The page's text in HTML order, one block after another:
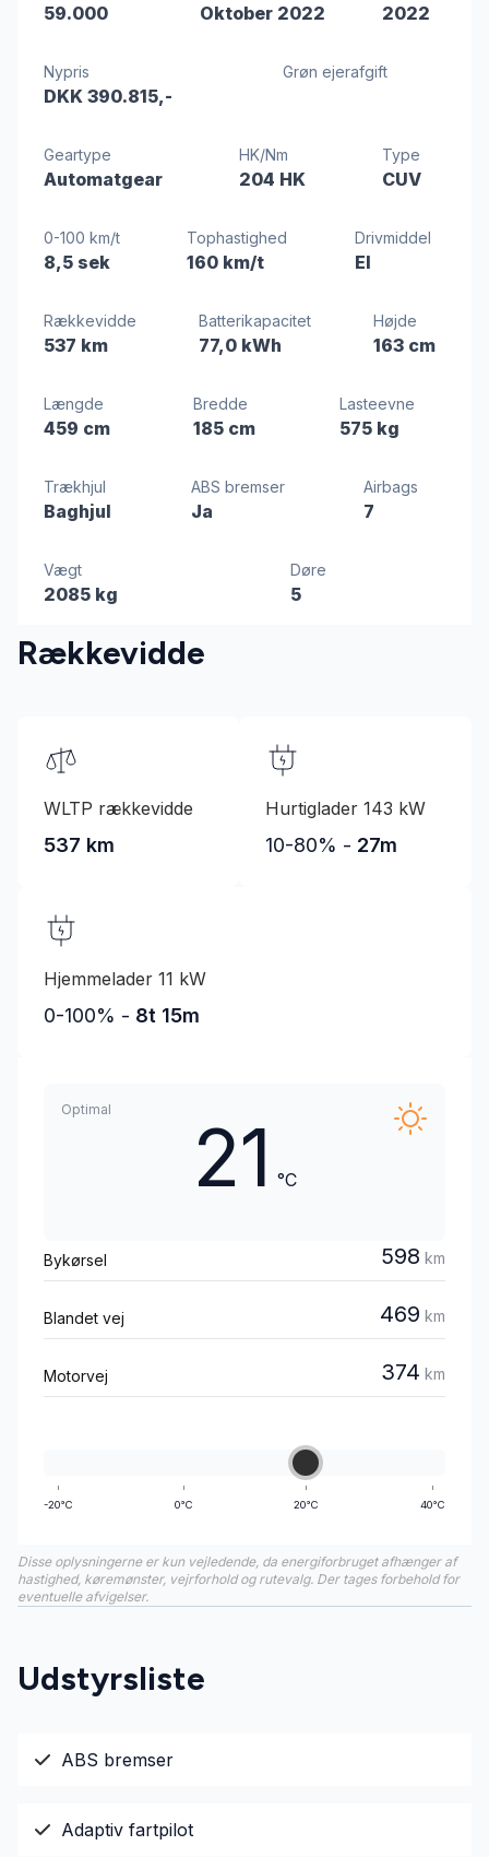
59.000 Oktober 2022 2022
Nypris
DKK 390.815,-
Grøn ejerafgift
Geartype
Automatgear
HK/Nm
204 HK
Type
CUV
0-100 km/t
8,5 sek
Tophastighed
160 km/t
Drivmiddel
El
Rækkevidde
537 km
Batterikapacitet
77,0 kWh
Højde
163 cm
Længde
459 cm
Bredde
185 cm
Lasteevne
575 kg
Trækhjul
Baghjul
ABS bremser
Ja
Airbags
7
Vægt
2085 kg
Døre
5
Rækkevidde
WLTP rækkevidde
537 km
Hurtiglader 143 kW
10-80% - 27m
Hjemmelader 11 kW
0-100% - 8t 15m
Optimal
21 °C
Bykørsel 598 km
Blandet vej 469 km
Motorvej 374 km
-20°C 0°C 20°C 40°C
Disse oplysningerne er kun vejledende, da energiforbruget afhænger af
hastighed, køremønster, vejrforhold og rutevalg. Der tages forbehold for
eventuelle afvigelser.
Udstyrsliste
ABS bremser
Adaptiv fartpilot